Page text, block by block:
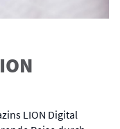
LION Digital